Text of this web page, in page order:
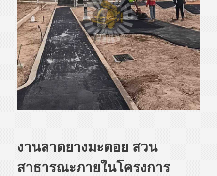
งานลาดยางมะตอย สวน
สาธารณะภายในโครงการ